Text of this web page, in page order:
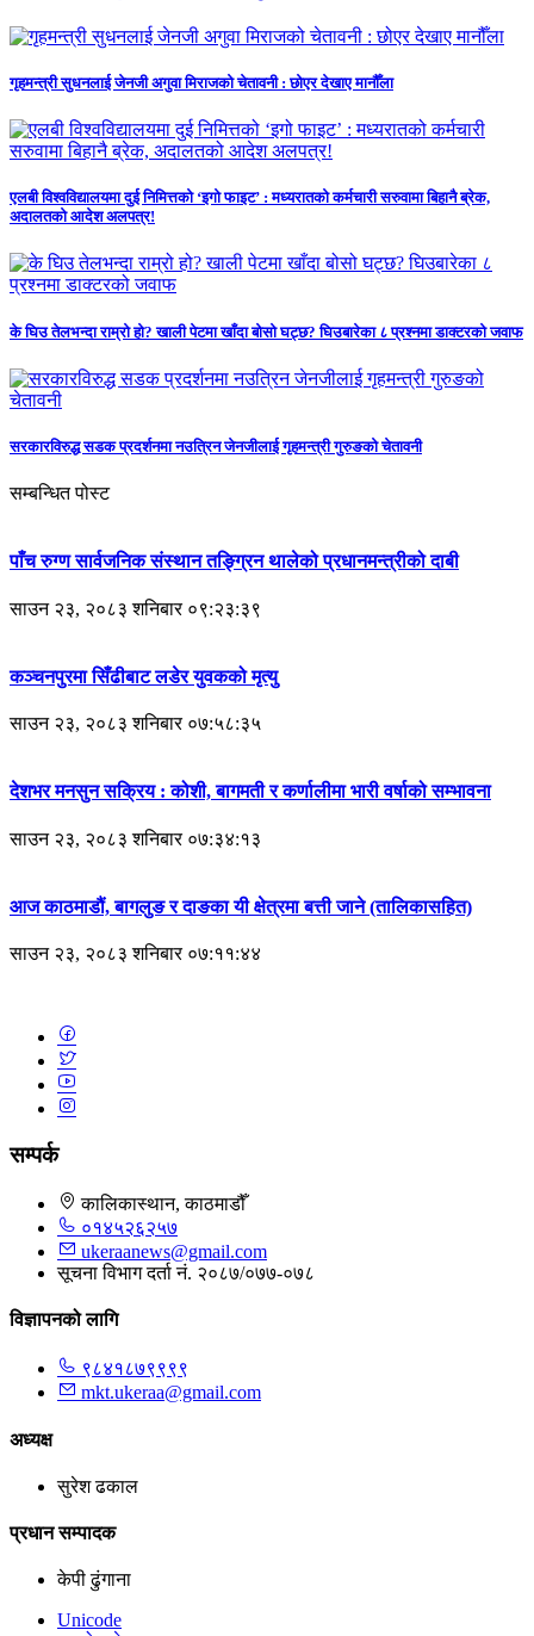
गृहमन्त्री सुधनलाई जेनजी अगुवा मिराजको चेतावनी : छोएर देखाए मानौँला
एलबी विश्वविद्यालयमा दुई निमित्तको ‘इगो फाइट’ : मध्यरातको कर्मचारी सरुवामा बिहानै ब्रेक,
अदालतको आदेश अलपत्र!
के घिउ तेलभन्दा राम्रो हो? खाली पेटमा खाँदा बोसो घट्छ? घिउबारेका ८ प्रश्नमा डाक्टरको जवाफ
सरकारविरुद्ध सडक प्रदर्शनमा नउत्रिन जेनजीलाई गृहमन्त्री गुरुङको चेतावनी
सम्बन्धित पोस्ट
पाँच रुग्ण सार्वजनिक संस्थान तङ्ग्रिन थालेको प्रधानमन्त्रीको दाबी
साउन २३, २०८३ शनिबार ०९:२३:३९
कञ्चनपुरमा सिँढीबाट लडेर युवकको मृत्यु
साउन २३, २०८३ शनिबार ०७:५८:३५
देशभर मनसुन सक्रिय : कोशी, बागमती र कर्णालीमा भारी वर्षाको सम्भावना
साउन २३, २०८३ शनिबार ०७:३४:१३
आज काठमाडौं, बागलुङ र दाङका यी क्षेत्रमा बत्ती जाने (तालिकासहित)
साउन २३, २०८३ शनिबार ०७:११:४४
सम्पर्क
कालिकास्थान, काठमाडौँ
०१४५२६२५७
ukeraanews@gmail.com
सूचना विभाग दर्ता नं. २०८७/०७७-०७८
विज्ञापनको लागि
९८४१८७९९९९
mkt.ukeraa@gmail.com
अध्यक्ष
सुरेश ढकाल
प्रधान सम्पादक
केपी ढुंगाना
Unicode